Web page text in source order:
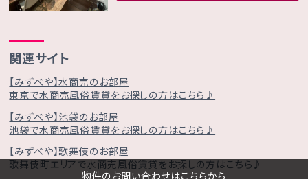
物件のお問い合わせはこちらから
関連サイト
【みずべや】水商売のお部屋
東京で水商売風俗賃貸をお探しの方はこちら♪
【みずべや】池袋のお部屋
池袋で水商売風俗賃貸をお探しの方はこちら♪
【みずべや】歌舞伎のお部屋
歌舞伎町エリアで水商売風俗賃貸をお探しの方はこちら♪